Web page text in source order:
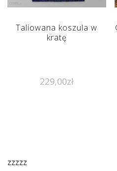
Taliowana koszula w
kratę
229,00zł
zzzzz